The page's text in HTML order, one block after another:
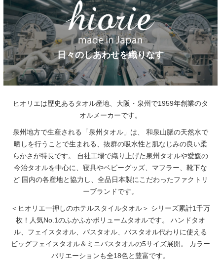
日々のしあわせを織りなす
ヒオリエは歴史あるタオル産地、大阪・泉州で1959年創業のタ
オルメーカーです。
泉州地方で生産される「泉州タオル」は、
和泉山脈の天然水で
晒しを行うことで生まれる、抜群の吸水性と肌なじみの良い柔
らかさが特長です。
自社工場で織り上げた泉州タオルや愛媛の
今治タオルを中心に、寝具やベビーグッズ、マフラー、靴下な
ど 国内の各産地と協力し、全品日本製にこだわったファクトリ
ーブランドです。
＜ヒオリエ一押しのホテルスタイルタオル＞ シリーズ累計1千万
枚！人気No.1のふかふかボリュームタオルです。
ハンドタオ
ル、フェイスタオル、バスタオル、バスタオル代わりに使える
ビッグフェイスタオル＆ミニバスタオルの5サイズ展開。
カラー
バリエーションも全18色と豊富です。